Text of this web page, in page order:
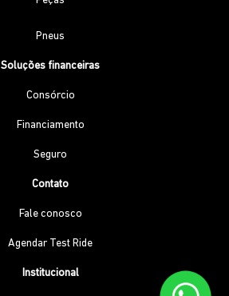
Pneus
Soluções financeiras
Consórcio
Financiamento
Seguro
Contato
Fale conosco
Agendar Test Ride
Institucional